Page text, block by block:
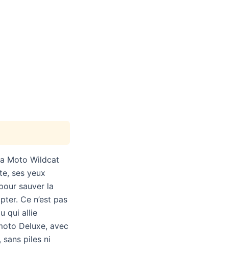
Moto Wildcat
ses yeux
sauver la
Ce n’est pas
qui allie
Deluxe, avec
piles ni